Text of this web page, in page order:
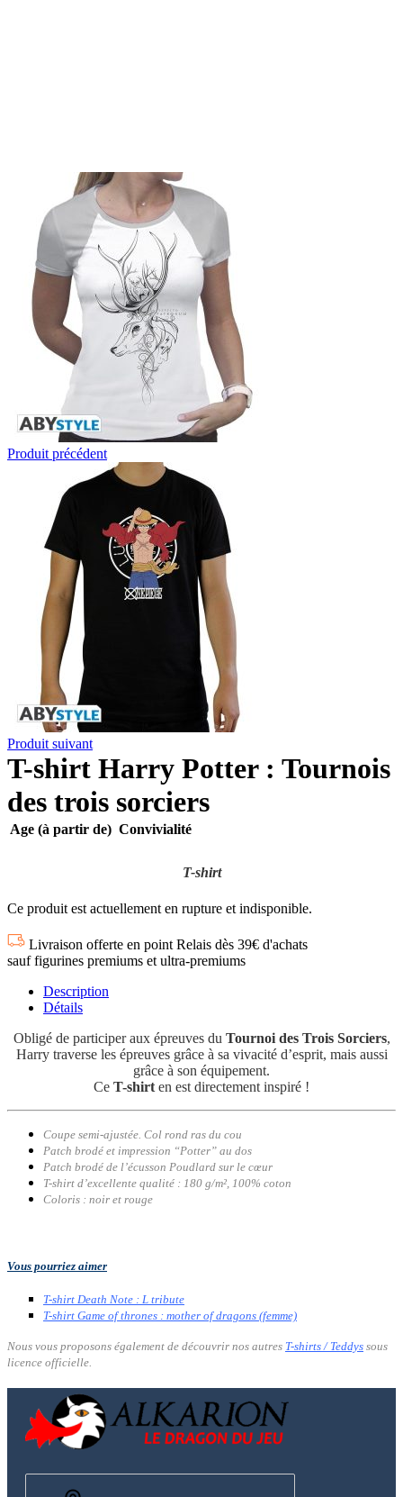
Produit précédent
Produit suivant
T-shirt Harry Potter : Tournois
des trois sorciers
Age (à partir de) Convivialité
T-shirt
Ce produit est actuellement en rupture et indisponible.
Livraison offerte en point Relais dès 39€ d'achats
sauf figurines premiums et ultra-premiums
Description
Détails
Obligé de participer aux épreuves du Tournoi des Trois Sorciers,
Harry traverse les épreuves grâce à sa vivacité d’esprit, mais aussi
grâce à son équipement.
Ce T-shirt en est directement inspiré !
Coupe semi-ajustée. Col rond ras du cou
Patch brodé et impression “Potter” au dos
Patch brodé de l’écusson Poudlard sur le cœur
T-shirt d’excellente qualité : 180 g/m², 100% coton
Coloris : noir et rouge
Vous pourriez aimer
T-shirt Death Note : L tribute
T-shirt Game of thrones : mother of dragons (femme)
Nous vous proposons également de découvrir nos autres T-shirts / Teddys sous
licence officielle.